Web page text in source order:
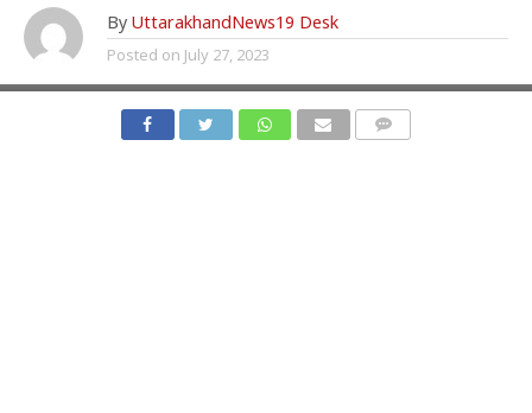
By UttarakhandNews19 Desk
Posted on July 27, 2023